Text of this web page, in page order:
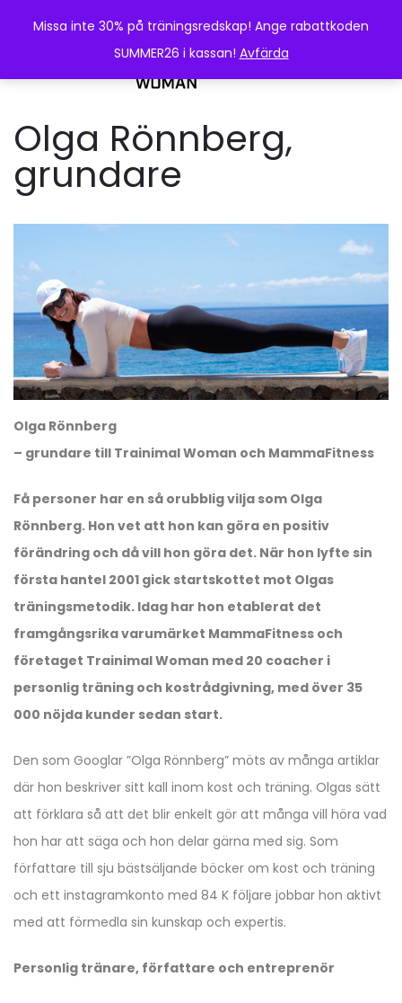
Missa inte 30% på träningsredskap! Ange rabattkoden
SUMMER26 i kassan! Avfärda
Olga Rönnberg,
grundare
Olga Rönnberg
– grundare till Trainimal Woman och MammaFitness
Få personer har en så orubblig vilja som Olga
Rönnberg. Hon vet att hon kan göra en positiv
förändring och då vill hon göra det. När hon lyfte sin
första hantel 2001 gick startskottet mot Olgas
träningsmetodik. Idag har hon etablerat det
framgångsrika varumärket MammaFitness och
företaget Trainimal Woman med 20 coacher i
personlig träning och kostrådgivning, med över 35
000 nöjda kunder sedan start.
Den som Googlar ”Olga Rönnberg” möts av många artiklar
där hon beskriver sitt kall inom kost och träning. Olgas sätt
att förklara så att det blir enkelt gör att många vill höra vad
hon har att säga och hon delar gärna med sig. Som
författare till sju bästsäljande böcker om kost och träning
och ett instagramkonto med 84 K följare jobbar hon aktivt
med att förmedla sin kunskap och expertis.
Personlig tränare, författare och entreprenör